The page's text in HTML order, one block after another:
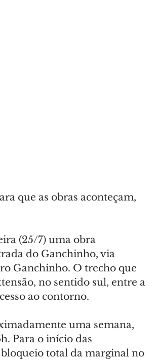
que as obras aconteçam,
(25/7) uma obra
do Ganchinho, via
Ganchinho. O trecho que
no sentido sul, entre a
ao contorno.
uma semana,
Para o início das
total da marginal no